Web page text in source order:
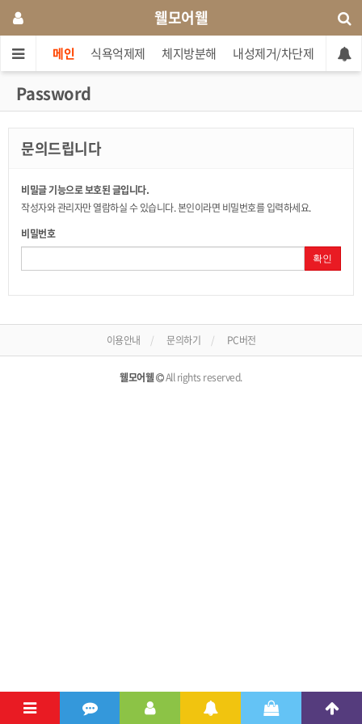
웰모어웰
메인 식욕억제제 체지방분해 내성제거/차단제 단기
Password
문의드립니다
비밀글 기능으로 보호된 글입니다.
작성자와 관리자만 열람하실 수 있습니다. 본인이라면 비밀번호를 입력하세요.
비밀번호
확인
이용안내 문의하기 PC버전
웰모어웰 All rights reserved.